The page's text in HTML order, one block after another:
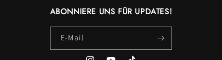
ABONNIERE UNS FÜR UPDATES!
E-Mail